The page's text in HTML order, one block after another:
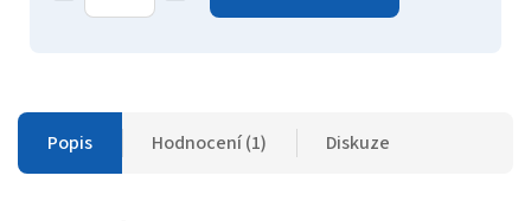
Popis Hodnocení (1) Diskuze